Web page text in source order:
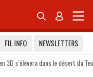
 
FIL INFO
NEWSLETTERS
3D s’élèvera dans le désert du